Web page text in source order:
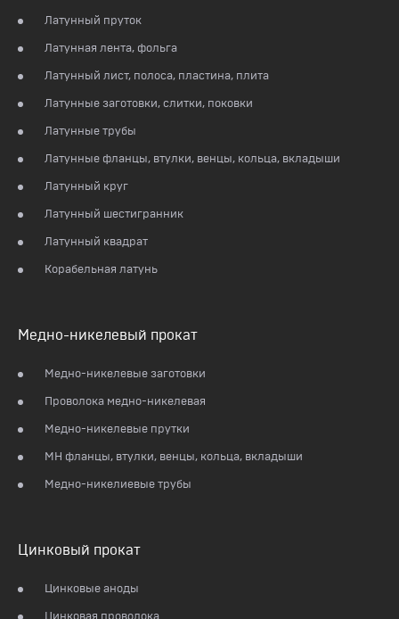
Латунный пруток
Латунная лента, фольга
Латунный лист, полоса, пластина, плита
Латунные заготовки, слитки, поковки
Латунные трубы
Латунные фланцы, втулки, венцы, кольца, вкладыши
Латунный круг
Латунный шестигранник
Латунный квадрат
Корабельная латунь
Медно-никелевый прокат
Медно-никелевые заготовки
Проволока медно-никелевая
Медно-никелевые прутки
МН фланцы, втулки, венцы, кольца, вкладыши
Медно-никелиевые трубы
Цинковый прокат
Цинковые аноды